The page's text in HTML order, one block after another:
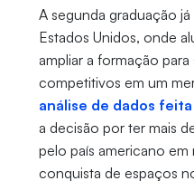
A segunda graduação
Estados Unidos, onde
ampliar a formação para
competitivos em um
análise de dados
a decisão por ter mais
pelo país americano
conquista de espaços